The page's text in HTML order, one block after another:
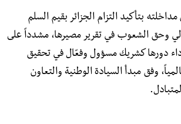
بتأكيد التزام الجزائر بقيم السلم
وحق الشعوب في تقرير مصيرها، مشدداً على
دورها كشريك مسؤول وفعّال في تحقيق
وفق مبدأ السيادة الوطنية والتعاون